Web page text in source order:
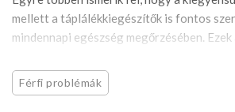
mellett a táplálékkiegészítők is fontos
mindennapi egészség megőrzésében. Ezek
Férfi problémák